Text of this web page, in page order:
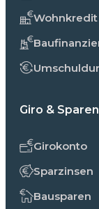
Wohnkredit
Giro & Sparen
Girokonto
Sparzinsen
Bausparen